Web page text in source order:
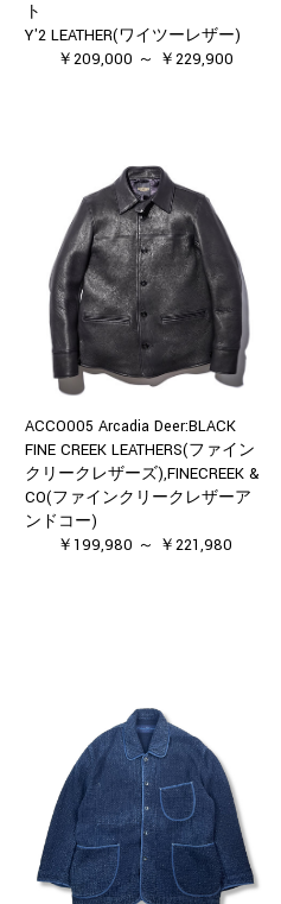
ト
Y'2 LEATHER(ワイツーレザー)
￥209,000 ～ ￥229,900
ACCO005 Arcadia Deer:BLACK
FINE CREEK LEATHERS(ファイン
クリークレザーズ),FINECREEK &
CO(ファインクリークレザーア
ンドコー)
￥199,980 ～ ￥221,980